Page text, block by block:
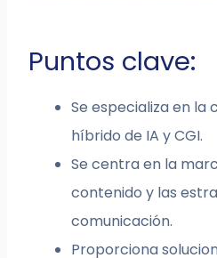
Puntos clave:
Se especializa en la
híbrido de IA y CGI.
Se centra en la
contenido y las
comunicación.
Proporciona